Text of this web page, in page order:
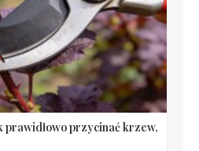
prawidłowo przycinać krzew,